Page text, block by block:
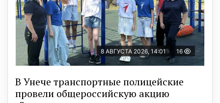
8 АВГУСТА 2026, 14:01 16
В Унече транспортные полицейские
провели общероссийскую акцию